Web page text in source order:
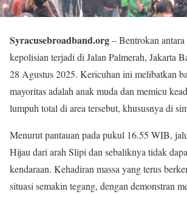
Syracusebroadband.org– Bentrokan antara
kepolisian terjadi di Jalan Palmerah, Jakarta
28 Agustus 2025. Kericuhan ini melibatkan
mayoritas adalah anak muda dan memicu
lumpuh total di area tersebut, khususnya di
Menurut pantauan pada pukul 16.55 WIB,
Hijau dari arah Slipi dan sebaliknya tidak
kendaraan. Kehadiran massa yang terus
situasi semakin tegang, dengan demonstran